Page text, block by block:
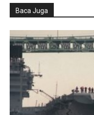
Baca Juga